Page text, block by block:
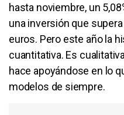
hasta noviembre, un
una inversión que
euros. Pero este año la
cuantitativa. Es
hace apoyándose en lo
modelos de siempre.